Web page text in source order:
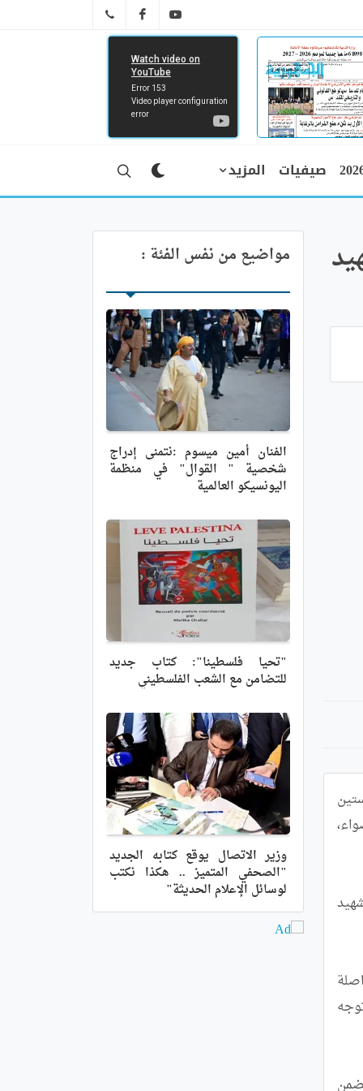
YT
FB
صيفيات المزيد
مواضيع من نفس الفئة :
الفنان أمين ميسوم :نتمنى إدراج
شخصية " القوال" في منظمة
اليونسيكو العالمية
"تحيا فلسطينا": كتاب جديد
للتضامن مع الشعب الفلسطيني
وزير الاتصال يوقع كتابه الجديد
"الصحفي المتميز .. هكذا نكتب
لوسائل الإعلام الحديثة"